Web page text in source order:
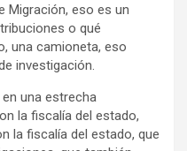
Migración, eso es un
o qué
una camioneta, eso
investigación.
una estrecha
la fiscalía del estado,
la fiscalía del estado, que